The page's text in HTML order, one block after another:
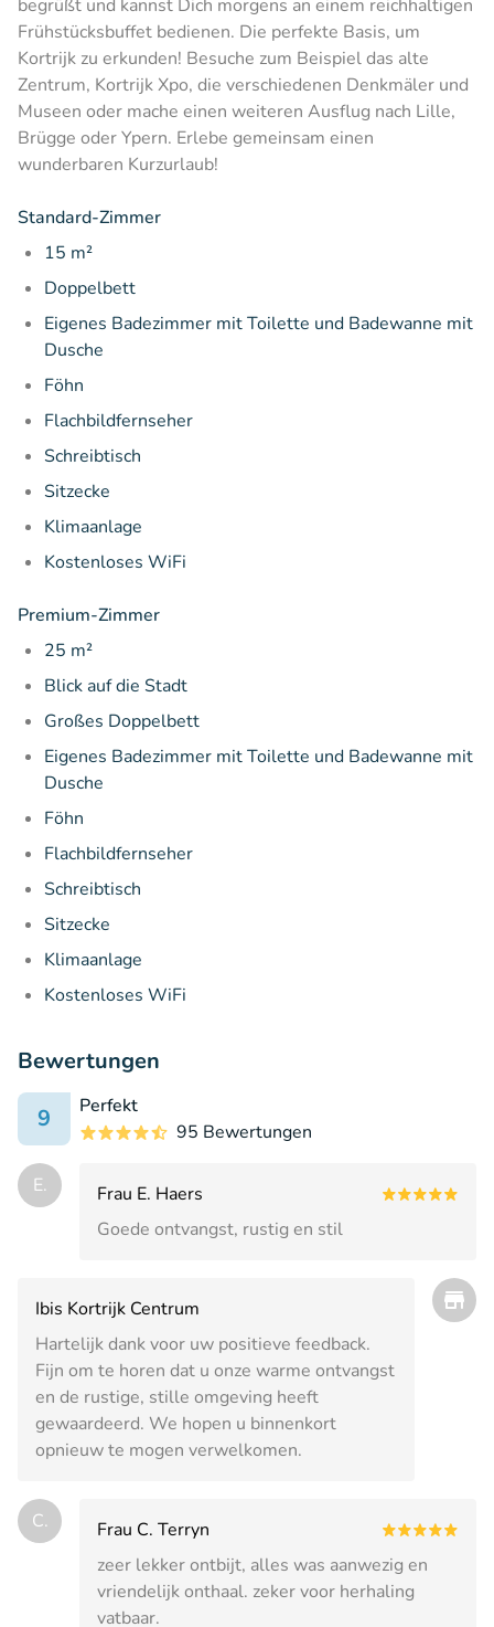
begrüßt und kannst Dich morgens an einem reichhaltigen
Frühstücksbuffet bedienen. Die perfekte Basis, um
Kortrijk zu erkunden! Besuche zum Beispiel das alte
Zentrum, Kortrijk Xpo, die verschiedenen Denkmäler und
Museen oder mache einen weiteren Ausflug nach Lille,
Brügge oder Ypern. Erlebe gemeinsam einen
wunderbaren Kurzurlaub!
Standard-Zimmer
15 m²
Doppelbett
Eigenes Badezimmer mit Toilette und Badewanne mit
Dusche
Föhn
Flachbildfernseher
Schreibtisch
Sitzecke
Klimaanlage
Kostenloses WiFi
Premium-Zimmer
25 m²
Blick auf die Stadt
Großes Doppelbett
Eigenes Badezimmer mit Toilette und Badewanne mit
Dusche
Föhn
Flachbildfernseher
Schreibtisch
Sitzecke
Klimaanlage
Kostenloses WiFi
Bewertungen
9
Perfekt
95 Bewertungen
E.
Frau E. Haers
Goede ontvangst, rustig en stil
Ibis Kortrijk Centrum
Hartelijk dank voor uw positieve feedback.
Fijn om te horen dat u onze warme ontvangst
en de rustige, stille omgeving heeft
gewaardeerd. We hopen u binnenkort
opnieuw te mogen verwelkomen.
C.
Frau C. Terryn
zeer lekker ontbijt, alles was aanwezig en
vriendelijk onthaal. zeker voor herhaling
vatbaar.